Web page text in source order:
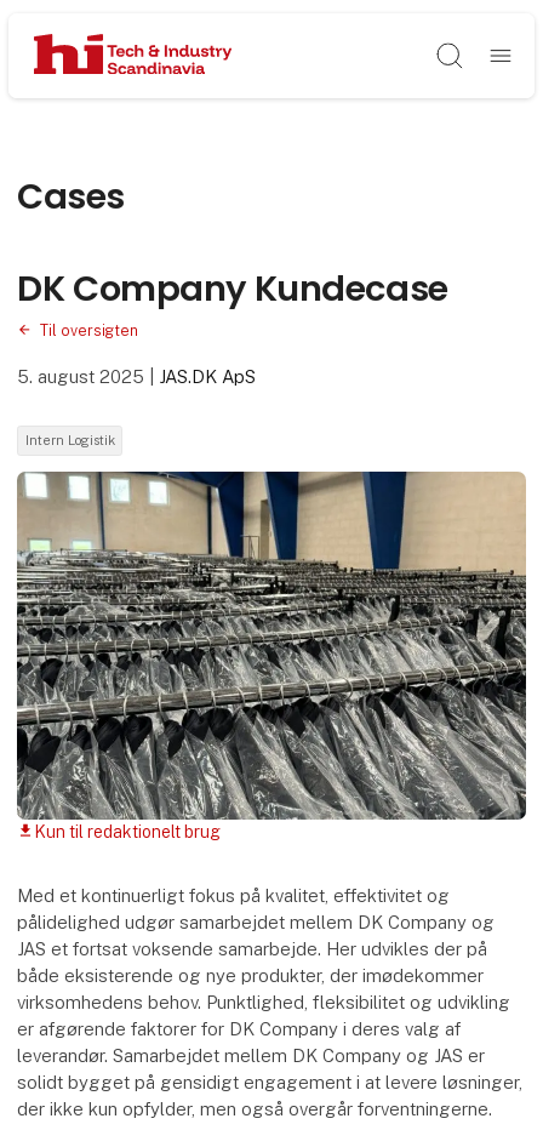
Søg
Cases
DK Company Kundecase
Til oversigten
5. august 2025 JAS.DK ApS
Intern Logistik
download Kun til redaktionelt brug
Med et kontinuerligt fokus på kvalitet, effektivitet og
pålidelighed udgør samarbejdet mellem DK Company og
JAS et fortsat voksende samarbejde. Her udvikles der på
både eksisterende og nye produkter, der imødekommer
virksomhedens behov. Punktlighed, fleksibilitet og udvikling
er afgørende faktorer for DK Company i deres valg af
leverandør. Samarbejdet mellem DK Company og JAS er
solidt bygget på gensidigt engagement i at levere løsninger,
der ikke kun opfylder, men også overgår forventningerne.